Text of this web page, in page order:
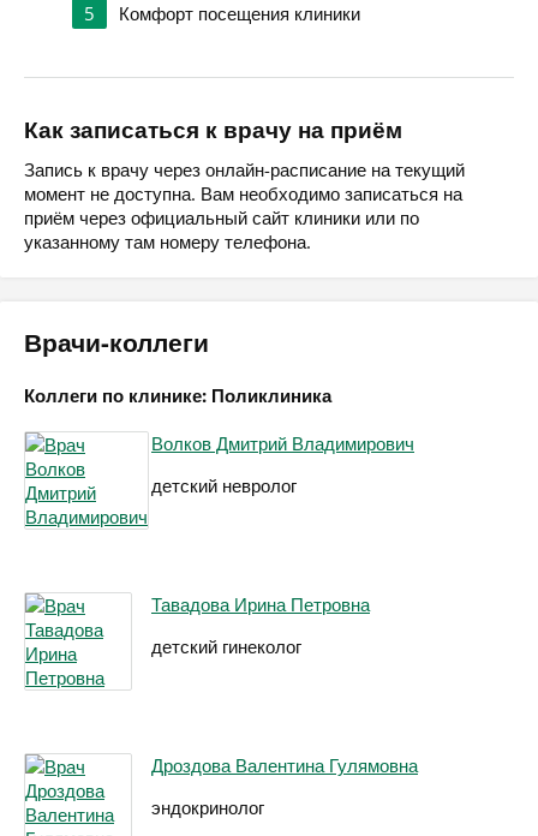
5
Комфорт посещения клиники
Как записаться к врачу на приём
Запись к врачу через онлайн-расписание на текущий
момент не доступна. Вам необходимо записаться на
приём через официальный сайт клиники или по
указанному там номеру телефона.
Врачи-коллеги
Коллеги по клинике: Поликлиника
Волков Дмитрий Владимирович
детский невролог
Тавадова Ирина Петровна
детский гинеколог
Дроздова Валентина Гулямовна
эндокринолог